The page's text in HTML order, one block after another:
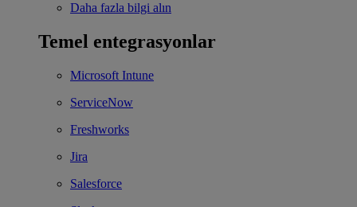
Daha fazla bilgi alın
Temel entegrasyonlar
Microsoft Intune
ServiceNow
Freshworks
Jira
Salesforce